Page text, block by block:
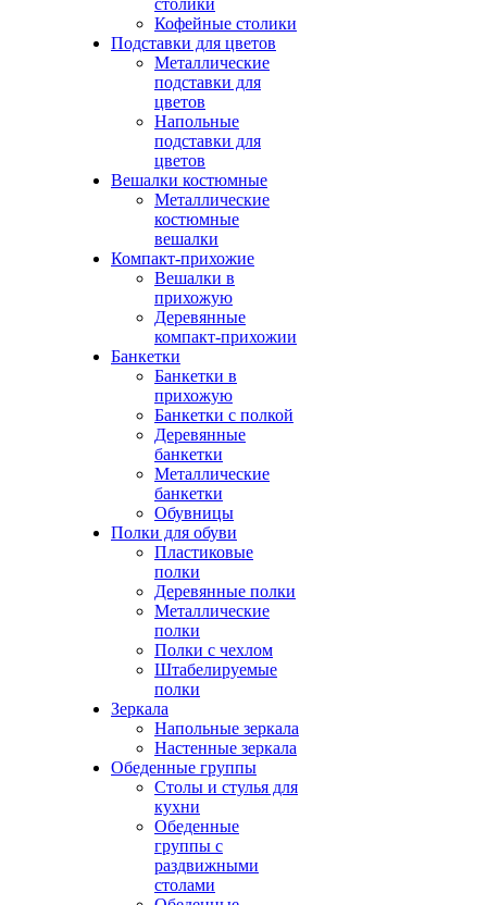
столики
Кофейные столики
Подставки для цветов
Металлические
подставки для
цветов
Напольные
подставки для
цветов
Вешалки костюмные
Металлические
костюмные
вешалки
Компакт-прихожие
Вешалки в
прихожую
Деревянные
компакт-прихожии
Банкетки
Банкетки в
прихожую
Банкетки с полкой
Деревянные
банкетки
Металлические
банкетки
Обувницы
Полки для обуви
Пластиковые
полки
Деревянные полки
Металлические
полки
Полки с чехлом
Штабелируемые
полки
Зеркала
Напольные зеркала
Настенные зеркала
Обеденные группы
Столы и стулья для
кухни
Обеденные
группы с
раздвижными
столами